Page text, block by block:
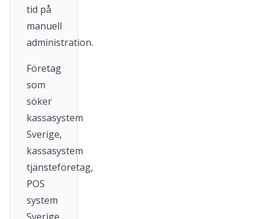
tid på
manuell
administration.
Företag
som
söker
kassasystem
Sverige,
kassasystem
tjänsteföretag,
POS
system